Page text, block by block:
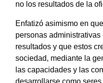
no los resultados de la
Enfatizó asimismo en
personas
resultados y que estos
sociedad, mediante la
las capacidades y las
desarrollarse como